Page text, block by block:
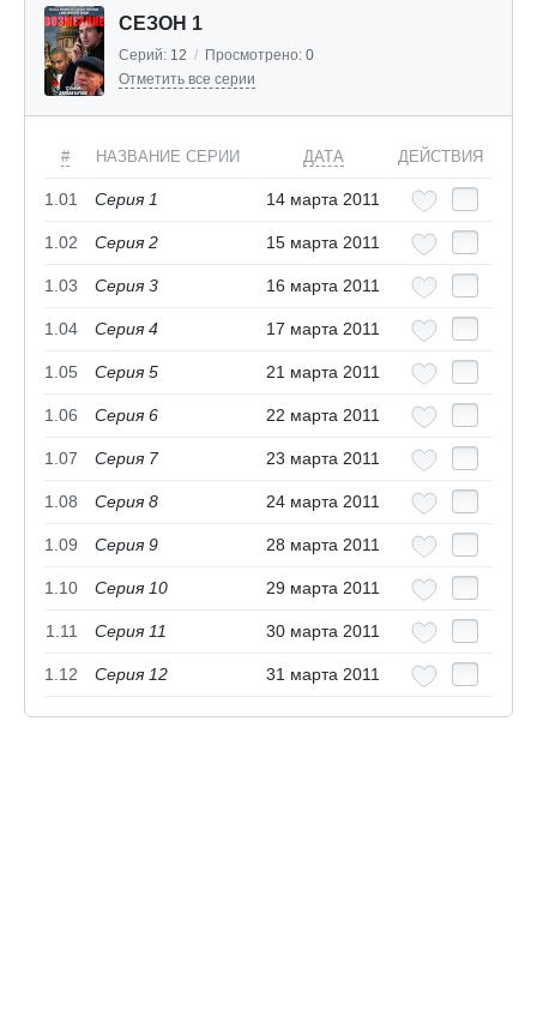
СЕЗОН 1
Серий: 12 / Просмотрено: 0
Отметить все серии
# НАЗВАНИЕ СЕРИИ ДАТА ДЕЙСТВИЯ
1.01 Серия 1 14 марта 2011
1.02 Серия 2 15 марта 2011
1.03 Серия 3 16 марта 2011
1.04 Серия 4 17 марта 2011
1.05 Серия 5 21 марта 2011
1.06 Серия 6 22 марта 2011
1.07 Серия 7 23 марта 2011
1.08 Серия 8 24 марта 2011
1.09 Серия 9 28 марта 2011
1.10 Серия 10 29 марта 2011
1.11 Серия 11 30 марта 2011
1.12 Серия 12 31 марта 2011